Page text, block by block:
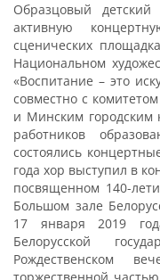
Образцовый
активную
сценических
Национальном
«Воспитание – это
совместно с
и Минским городским
работников
состоялись
года хор выступил в
посвященном 140-
Большом зале
17 января 2019
Белорусской
Рождественском